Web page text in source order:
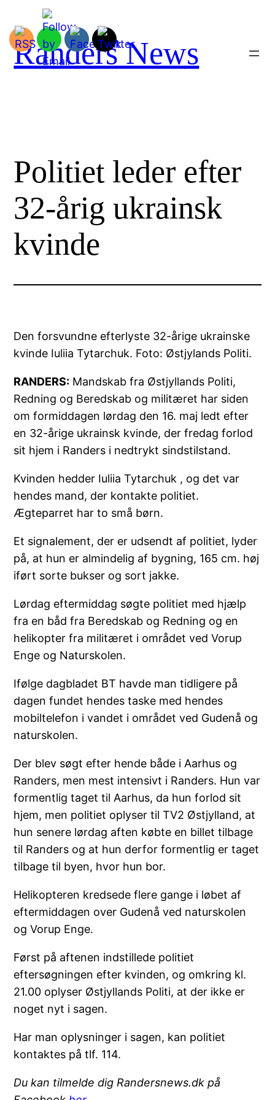
indhold
Randers News
Politiet leder efter
32-årig ukrainsk
kvinde
Den forsvundne efterlyste 32-årige ukrainske
kvinde Iuliia Tytarchuk. Foto: Østjylands Politi.
RANDERS: Mandskab fra Østjyllands Politi,
Redning og Beredskab og militæret har siden
om formiddagen lørdag den 16. maj ledt efter
en 32-årige ukrainsk kvinde, der fredag forlod
sit hjem i Randers i nedtrykt sindstilstand.
Kvinden hedder Iuliia Tytarchuk , og det var
hendes mand, der kontakte politiet.
Ægteparret har to små børn.
Et signalement, der er udsendt af politiet, lyder
på, at hun er almindelig af bygning, 165 cm. høj
iført sorte bukser og sort jakke.
Lørdag eftermiddag søgte politiet med hjælp
fra en båd fra Beredskab og Redning og en
helikopter fra militæret i området ved Vorup
Enge og Naturskolen.
Ifølge dagbladet BT havde man tidligere på
dagen fundet hendes taske med hendes
mobiltelefon i vandet i området ved Gudenå og
naturskolen.
Der blev søgt efter hende både i Aarhus og
Randers, men mest intensivt i Randers. Hun var
formentlig taget til Aarhus, da hun forlod sit
hjem, men politiet oplyser til TV2 Østjylland, at
hun senere lørdag aften købte en billet tilbage
til Randers og at hun derfor formentlig er taget
tilbage til byen, hvor hun bor.
Helikopteren kredsede flere gange i løbet af
eftermiddagen over Gudenå ved naturskolen
og Vorup Enge.
Først på aftenen indstillede politiet
eftersøgningen efter kvinden, og omkring kl.
21.00 oplyser Østjyllands Politi, at der ikke er
noget nyt i sagen.
Har man oplysninger i sagen, kan politiet
kontaktes på tlf. 114.
Du kan tilmelde dig Randersnews.dk på